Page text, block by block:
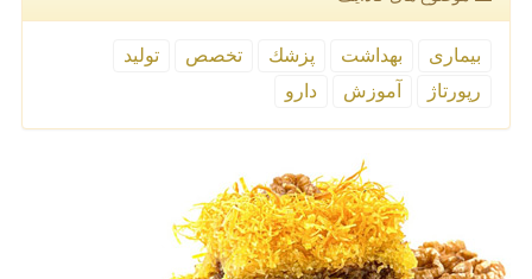
بیماری بهداشت پزشك تخصص
تولید
رپورتاژ
آموزش دارو